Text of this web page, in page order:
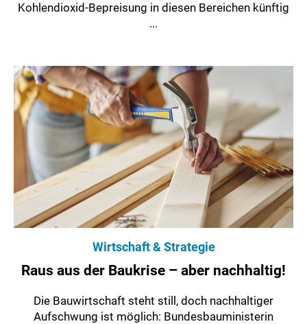
Kohlendioxid-Bepreisung in diesen Bereichen künftig
...
Wirtschaft & Strategie
Raus aus der Baukrise – aber nachhaltig!
Die Bauwirtschaft steht still, doch nachhaltiger
Aufschwung ist möglich: Bundesbauministerin